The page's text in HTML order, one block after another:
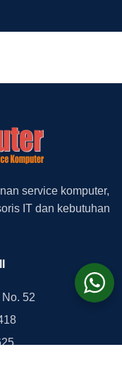
service komputer,
IT dan kebutuhan
52